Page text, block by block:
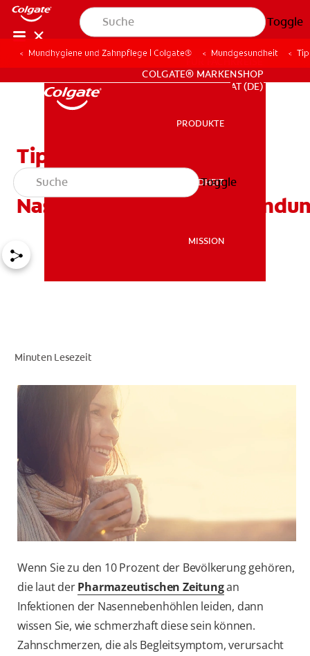
Toggle
MUNDGESUNDHEIT
MISSION
FÜR FACHKREISE
COLGATE® MARKENSHOP
AT (DE)
PRODUKTE
MUNDGESUNDHEIT
MISSION
Toggle
Mundhygiene und Zahnpflege | Colgate® Mundgesundheit
Tipps zur Linderung von
Zahnschmerzen bei
Minuten Lesezeit
Wenn Sie zu den 10 Prozent der Bevölkerung gehören,
die laut derPharmazeutischen Zeitungan
Infektionen der Nasennebenhöhlen leiden, dann
wissen Sie, wie schmerzhaft diese sein können.
Zahnschmerzen, die als Begleitsymptom, verursacht